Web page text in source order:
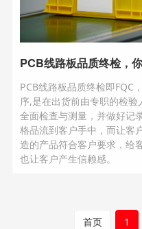
PCB线路板品质终检，
PCB线路板品质终检即FQC
序,是在出货前由专职的检
全面检查与测量，并做好记
格品流到客户手中，而让客
造的产品符合客户要求，给
也让客户产生信赖感。
首页 1